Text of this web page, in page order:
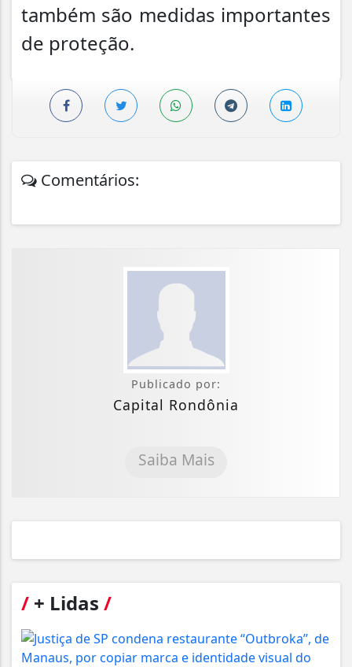
também são medidas importantes
de proteção.
Comentários:
Publicado por:
Capital Rondônia
Saiba Mais
/ + Lidas /